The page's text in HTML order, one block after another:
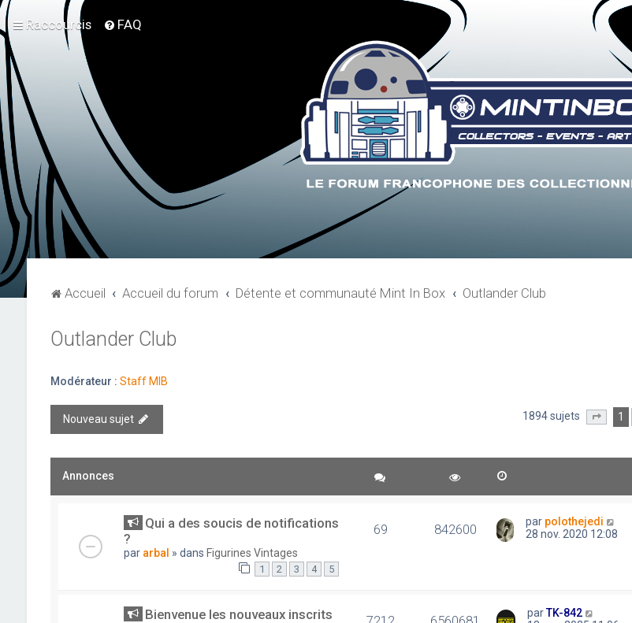
Raccourcis FAQ
Accueil Accueil du forum Détente et communauté Mint In Box Outlander Club
Outlander Club
Modérateur : Staff MIB
Nouveau sujet 1894 sujets Page
1
Annonces
Qui a des soucis de notifications
?
par arbal » dans Figurines Vintages
1 2 3 4 5
69 842600 par polothejedi
28 nov. 2020 12:08
Bienvenue les nouveaux inscrits
parTK-842